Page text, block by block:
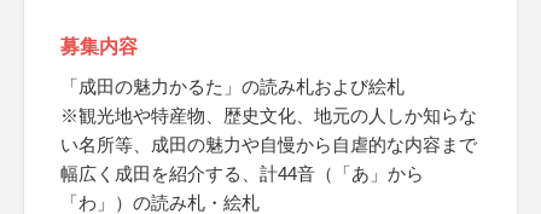
募集内容
「成田の魅力かるた」の読み札および絵札
※観光地や特産物、歴史文化、地元の人しか知らな
い名所等、成田の魅力や自慢から自虐的な内容まで
幅広く成田を紹介する、計44音（「あ」から
「わ」）の読み札・絵札